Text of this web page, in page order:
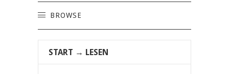
BROWSE
START → LESEN